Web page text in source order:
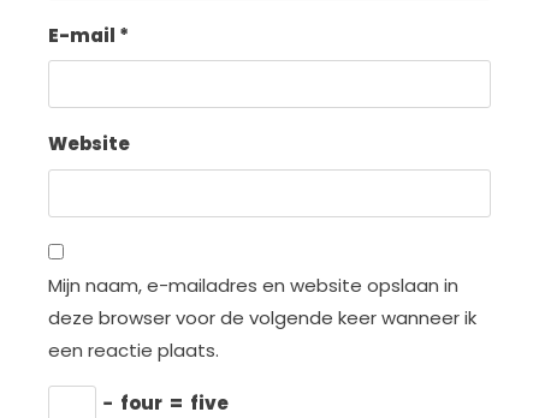
E-mail *
Website
Mijn naam, e-mailadres en website opslaan in
deze browser voor de volgende keer wanneer ik
een reactie plaats.
− four = five